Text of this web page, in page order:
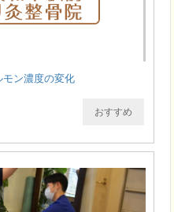
ン濃度の変化
おすすめ